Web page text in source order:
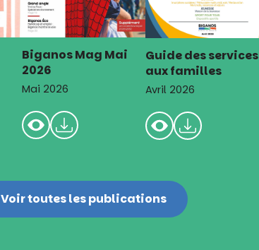
Biganos Mag Mai
2026
Mai 2026
Guide des services
aux familles
Avril 2026
Voir toutes les publications